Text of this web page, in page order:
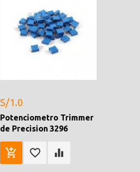
S/1.0
Potenciometro Trimmer
de Precision 3296